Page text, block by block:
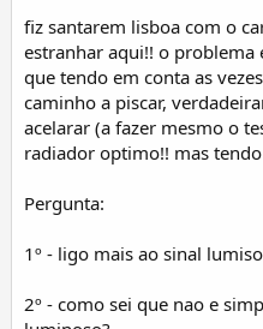
fiz santarem lisboa com o
estranhar aqui!! o problema
que tendo em conta as
caminho a piscar,
acelarar (a fazer mesmo o
radiador optimo!! mas
Pergunta:
1º - ligo mais ao sinal
2º - como sei que nao e